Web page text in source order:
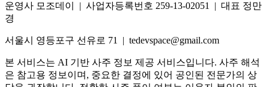
운영사 모조데이 | 사업자등록번호 259-13-02051 | 대표 정만
경
서울시 영등포구 선유로 71 | tedevspace@gmail.com
본 서비스는 AI 기반 사주 정보 제공 서비스입니다. 사주 해석
은 참고용 정보이며, 중요한 결정에 있어 공인된 전문가의 상